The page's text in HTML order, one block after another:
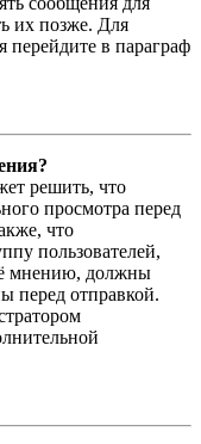
их позже. Для
перейдите в параграф
решить, что
просмотра перед
что
пользователей,
мнению, должны
перед отправкой.